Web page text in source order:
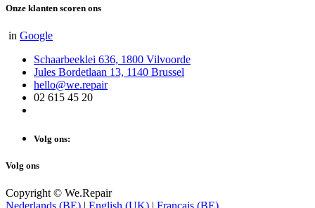
Onze klanten scoren ons
in Google
Schaarbeeklei 636, 1800 Vilvoorde
Jules Bordetlaan 13, 1140 Brussel
hello@we.repair
02 615 45 20
Volg ons:
Volg ons
Copyright © We.Repair